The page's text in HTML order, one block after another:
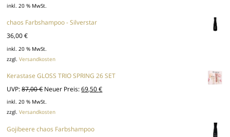
inkl. 20 % MwSt.
chaos Farbshampoo - Silverstar
36,00€
inkl. 20 % MwSt.
zzgl.Versandkosten
Kerastase GLOSS TRIO SPRING 26 SET
UVP: 87,00€ Ursprünglicher
Preis
war:
87,00 €
Neuer Preis: 69,50€Aktueller
inkl. 20 % MwSt.
zzgl.Versandkosten
Gojibeere chaos Farbshampoo